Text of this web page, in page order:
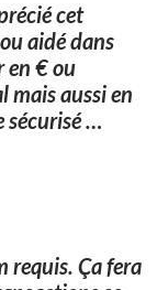
cet
aidé dans
en € ou
mais aussi en
sécurisé…
requis. Ça fera